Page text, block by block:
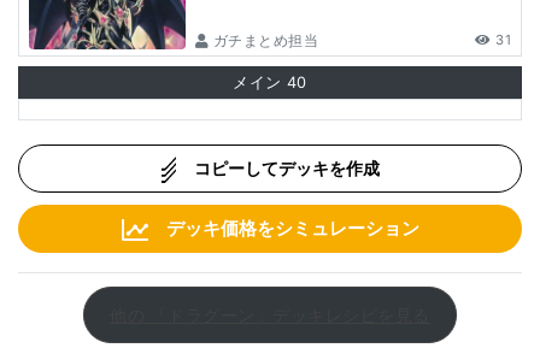
ガチまとめ担当 31
メイン 40
コピーしてデッキを作成
デッキ価格をシミュレーション